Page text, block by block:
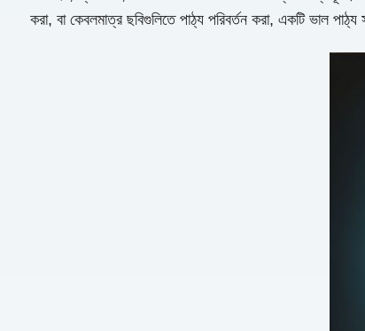
করা, বা কেবলমাত্র ছবিগুলিতে পাঠ্য পরিবর্তন করা, একটি ভাল